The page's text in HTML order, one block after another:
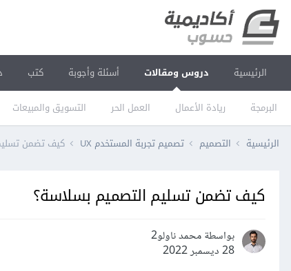
الرئيسية دروس ومقالات
البرمجة ريادة الأعمال العمل الحر التسويق والمبيعات
أسئلة وأجوبة كتب
الرئيسية التصميم تصميم تجربة المستخدم UX كيف تضمن
كيف تضمن تسليم التصميم بسلاسة؟
بواسطة محمد ناولو2
28 ديسمبر 2022